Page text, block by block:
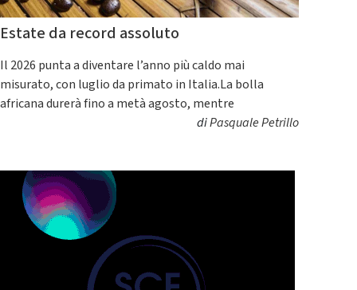
Estate da record assoluto
Il 2026 punta a diventare l’anno più caldo mai
misurato, con luglio da primato in Italia.La bolla
africana durerà fino a metà agosto, mentre
diPasquale Petrillo